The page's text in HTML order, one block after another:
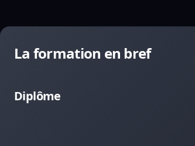
La formation en bref
Diplôme